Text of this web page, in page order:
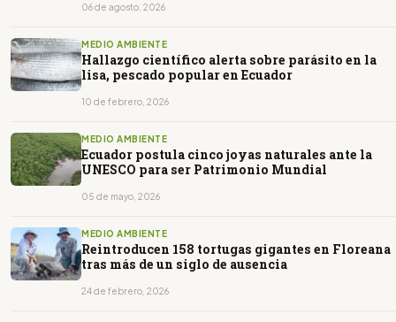
06 de agosto, 2026
MEDIO AMBIENTE
Hallazgo científico alerta sobre parásito en la
lisa, pescado popular en Ecuador
10 de febrero, 2026
MEDIO AMBIENTE
Ecuador postula cinco joyas naturales ante la
UNESCO para ser Patrimonio Mundial
05 de mayo, 2026
MEDIO AMBIENTE
Reintroducen 158 tortugas gigantes en Floreana
tras más de un siglo de ausencia
24 de febrero, 2026